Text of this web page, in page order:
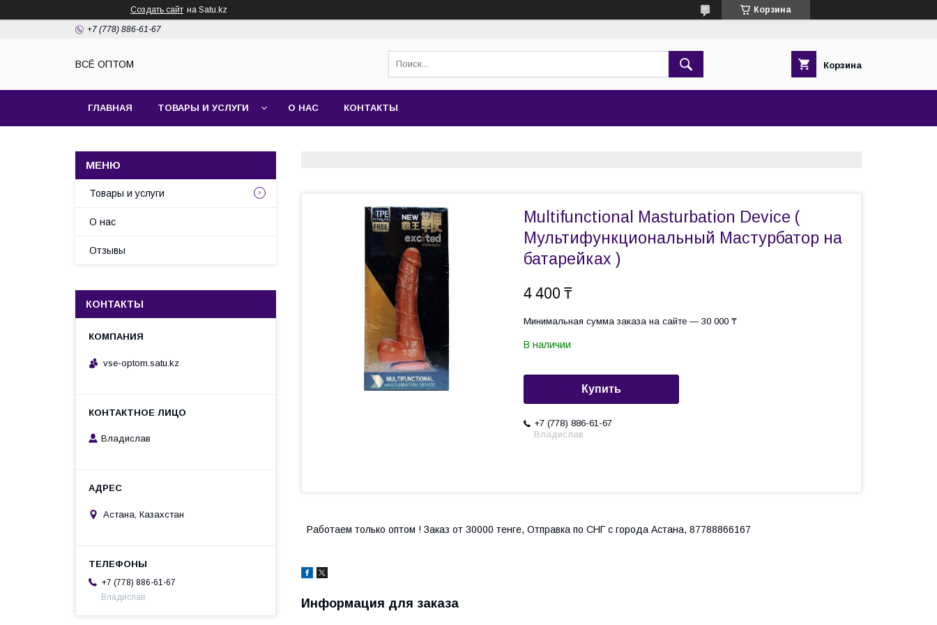
Создать сайт на Satu.kz Корзина
+7 (778) 886-61-67
ВСЁ ОПТОМ Корзина
ГЛАВНАЯ ТОВАРЫ И УСЛУГИ О НАС КОНТАКТЫ
Multifunctional Masturbation Device (
Мультифункциональный Мастурбатор на
батарейках )
4 400 ₸
Минимальная сумма заказа на сайте — 30 000 ₸
В наличии
Купить
+7 (778) 886-61-67
Владислав
Работаем только оптом ! Заказ от 30000 тенге, Отправка по СНГ с города Астана, 87788866167
Информация для заказа
Товары и услуги
О нас
Отзывы
КОНТАКТЫ
vse-optom.satu.kz
Владислав
Астана, Казахстан
+7 (778) 886-61-67
Владислав